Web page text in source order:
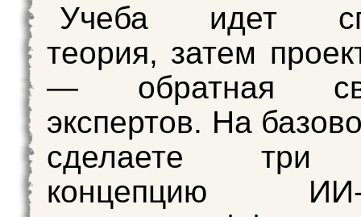
Учеба идет
теория, затем
— обратная
экспертов. На
сделаете три
концепцию ИИ-